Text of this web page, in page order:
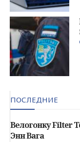
ПОСЛЕДНИЕ
Велогонку Filter
Энн Вага